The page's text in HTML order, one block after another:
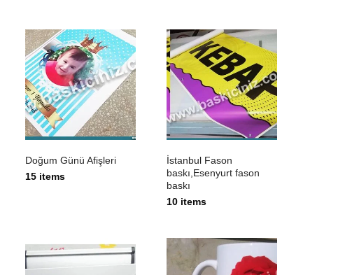
Doğum Günü Afişleri
15 items
İstanbul Fason
baskı,Esenyurt fason
baskı
10 items